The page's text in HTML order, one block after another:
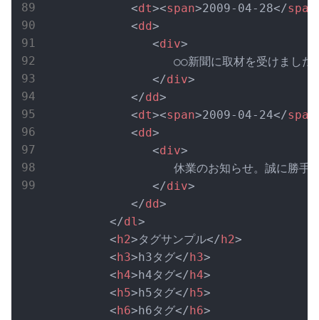
<dt><span>2009-04-28</span
<dd>
<div>
○○新聞に取材を受けました
</div>
</dd>
<dt><span>2009-04-24</span
<dd>
<div>
休業のお知らせ。誠に勝手な
</div>
</dd>
</dl >
<h2>タグサンプル</h2>
<h3>h3タグ</h3>
<h4>h4タグ</h4>
<h5>h5タグ</h5>
<h6>h6タグ</h6>